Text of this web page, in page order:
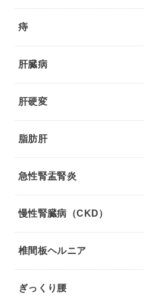
痔
肝臓病
肝硬変
脂肪肝
急性腎盂腎炎
慢性腎臓病（CKD）
椎間板ヘルニア
ぎっくり腰